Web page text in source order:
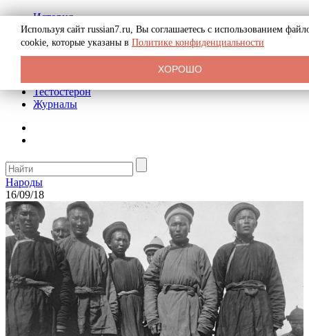
История
Биография
Криминал
Реклама на сайте
Тестостерон
Журналы
Народы
16/09/18
Используя сайт russian7.ru, Вы соглашаетесь с использованием
cookie, которые указаны в Политике конфиденциальности
ХОРОШО